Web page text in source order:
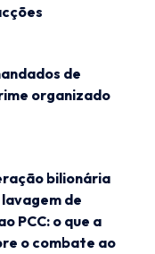
de
organizado
bilionária
de
PCC: o que a
o combate ao